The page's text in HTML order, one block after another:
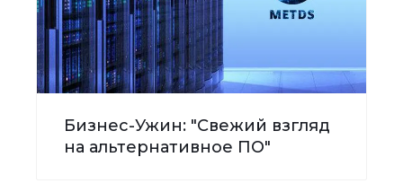
Бизнес-Ужин: "Свежий взгляд
на альтернативное ПО"